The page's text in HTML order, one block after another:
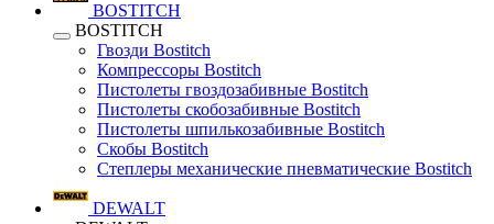
BOSTITCH
BOSTITCH
Гвозди Bostitch
Компрессоры Bostitch
Пистолеты гвоздозабивные Bostitch
Пистолеты скобозабивные Bostitch
Пистолеты шпилькозабивные Bostitch
Скобы Bostitch
Степлеры механические пневматические Bostitch
DEWALT